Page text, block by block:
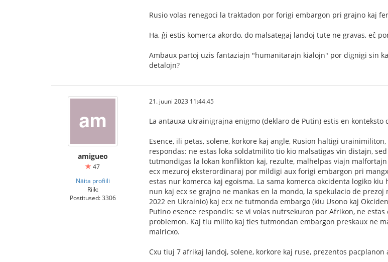
Rusio volas renegoci la traktadon por forigi embargon pri grajno kaj
Ha, ĝi estis komerca akordo, do malsategaj landoj tute ne gravas, eĉ
Ambaux partoj uzis fantaziajn "humanitarajn kialojn" por dignigi sin
detalojn?
amigueo
47
Näita profiili
Riik:
Postitused: 3306
21. juuni 2023 11:44.45
La antauxa ukrainigrajna enigmo (deklaro de Putin) estis en
Esence, ili petas, solene, korkore kaj angle, Rusion haltigi
respondas: ne estas loka soldatmilito tio kio malsatigas vin distajn,
tutmondigas la lokan konflikton kaj, rezulte, malhelpas viajn
ecx mezuroj eksterordinaraj por mildigi aux forigi embargon pri
estas nur komerca kaj egoisma. La sama komerca okcidenta logiko
nun kaj ecx se grajno ne mankas en la mondo, la spekulacio de
2022 en Ukrainio) kaj ecx ne tutmonda embargo (kiu Usono kaj
Putino esence respondis: se vi volas nutrsekuron por Afrikon, ne
problemon. Kaj tiu milito kaj ties tutmondan embargon preskaux ne
malricxo.
Cxu tiuj 7 afrikaj landoj, solene, korkore kaj ruse, prezentos pacplanon